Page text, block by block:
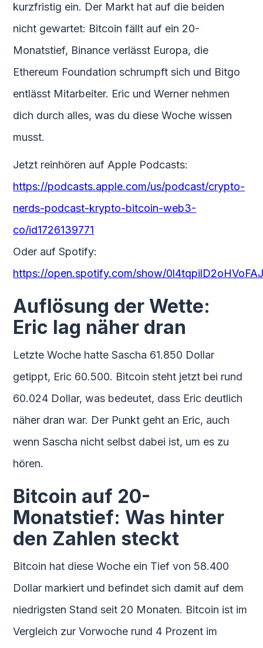
kurzfristig ein. Der Markt hat auf die beiden
nicht gewartet: Bitcoin fällt auf ein 20-
Monatstief, Binance verlässt Europa, die
Ethereum Foundation schrumpft sich und Bitgo
entlässt Mitarbeiter. Eric und Werner nehmen
dich durch alles, was du diese Woche wissen
musst.
Jetzt reinhören auf Apple Podcasts:
https://podcasts.apple.com/us/podcast/crypto-
nerds-podcast-krypto-bitcoin-web3-
co/id1726139771
Oder auf Spotify:
https://open.spotify.com/show/
Auflösung der Wette:
Eric lag näher dran
Letzte Woche hatte Sascha 61.850 Dollar
getippt, Eric 60.500. Bitcoin steht jetzt bei rund
60.024 Dollar, was bedeutet, dass Eric deutlich
näher dran war. Der Punkt geht an Eric, auch
wenn Sascha nicht selbst dabei ist, um es zu
hören.
Bitcoin auf 20-
Monatstief: Was hinter
den Zahlen steckt
Bitcoin hat diese Woche ein Tief von 58.400
Dollar markiert und befindet sich damit auf dem
niedrigsten Stand seit 20 Monaten. Bitcoin ist im
Vergleich zur Vorwoche rund 4 Prozent im